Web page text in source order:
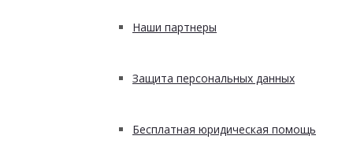
Наши партнеры
Защита персональных данных
Бесплатная юридическая помощь